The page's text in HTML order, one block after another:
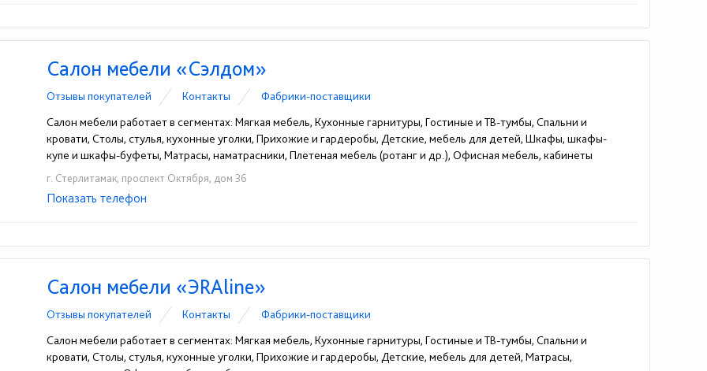
Салон мебели «Сэлдом»
Отзывы покупателей Контакты
Фабрики-поставщики
Салон мебели работает в сегментах: Мягкая мебель, Кухонные гарнитуры, Гостиные и ТВ-тумбы, Спальни и
кровати, Столы, стулья, кухонные уголки, Прихожие и гардеробы, Детские, мебель для детей, Шкафы, шкафы-
купе и шкафы-буфеты, Матрасы, наматрасники, Плетеная мебель (ротанг и др.), Офисная мебель, кабинеты
г. Стерлитамак, проспект Октября, дом 36
☎+7 (3473) 30-94-30
Показать телефон
Салон мебели «ЭRAline»
Отзывы покупателей Контакты
Фабрики-поставщики
Салон мебели работает в сегментах: Мягкая мебель, Кухонные гарнитуры, Гостиные и ТВ-тумбы, Спальни и
кровати, Столы, стулья, кухонные уголки, Прихожие и гардеробы, Детские, мебель для детей, Матрасы,